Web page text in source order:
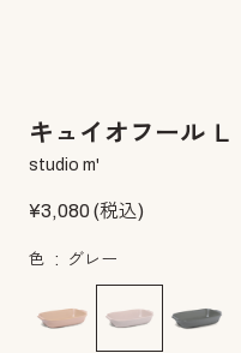
キュイオフール Ｌ
studio m'
¥3,080(税込)
色 グレー